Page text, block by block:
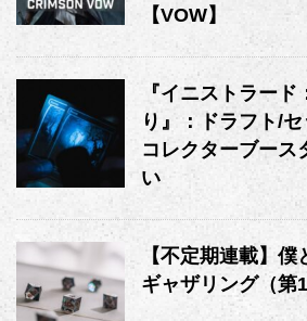
【VOW】
『イニストラー
り』：ドラフト/
コレクターブー
い
【不定期連載】僕
ギャザリング（第1